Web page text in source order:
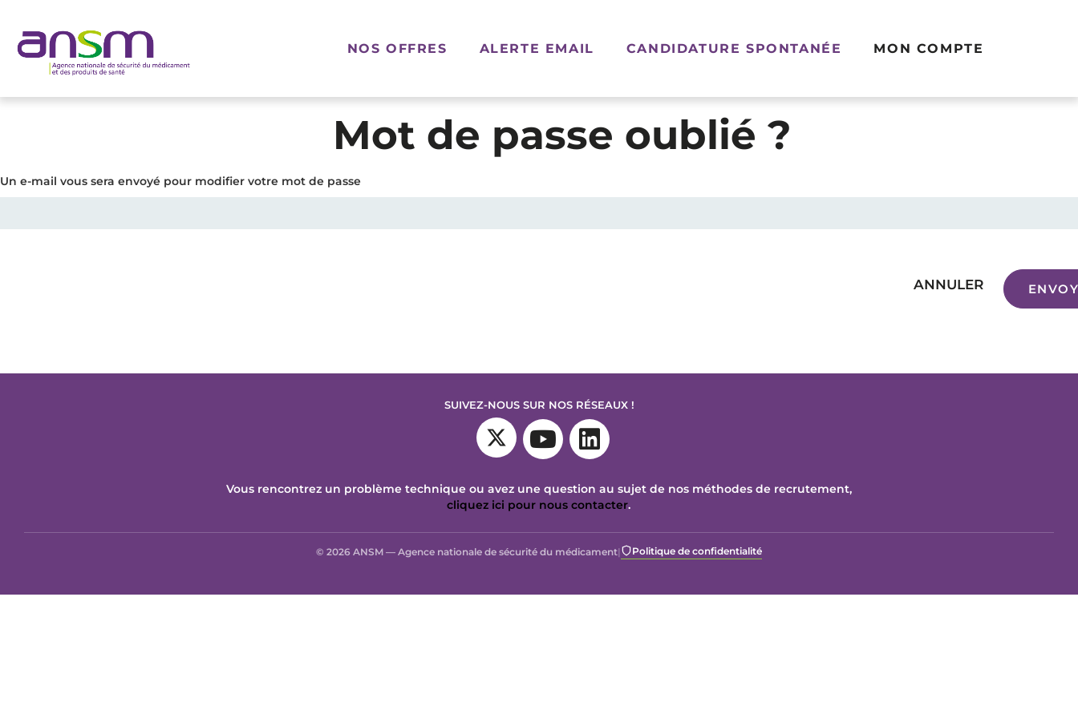
NOS OFFRES ALERTE EMAIL CANDIDATURE SPONTANÉE MON COMPTE
Mot de passe oublié ?
Un e-mail vous sera envoyé pour modifier votre mot de passe
ANNULER
SUIVEZ-NOUS SUR NOS RÉSEAUX !
Vous rencontrez un problème technique ou avez une question au sujet de nos méthodes de recrutement,
cliquez ici pour nous contacter.
© 2026 ANSM — Agence nationale de sécurité du médicament| Politique de confidentialité